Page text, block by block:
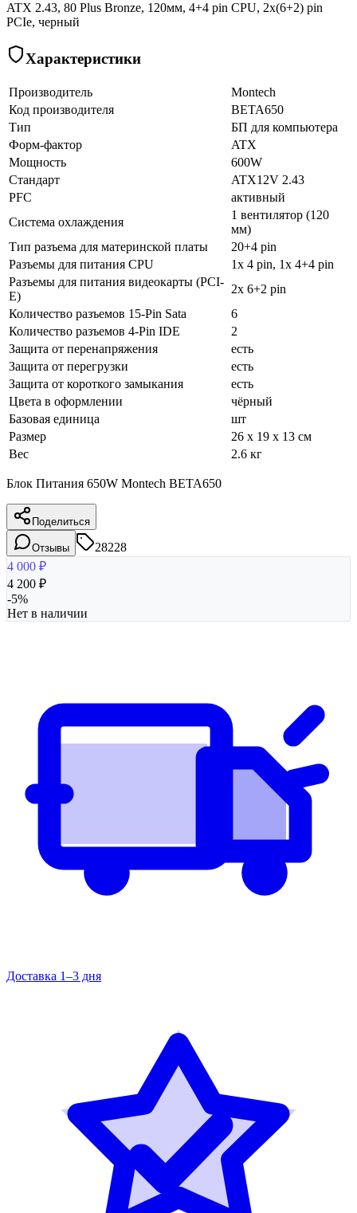
ATX 2.43, 80 Plus Bronze, 120мм, 4+4 pin CPU, 2х(6+2) pin
PCIe, черный
Характеристики
Производитель
Montech
Код производителя
BETA650
Тип
БП для компьютера
Форм-фактор
ATX
Мощность
600W
Стандарт
ATX12V 2.43
PFC
активный
Система охлаждения
1 вентилятор (120
мм)
Тип разъема для материнской платы
20+4 pin
Разъемы для питания CPU
1x 4 pin, 1x 4+4 pin
Разъемы для питания видеокарты (PCI-
E)
2x 6+2 pin
Количество разъемов 15-Pin Sata
6
Количество разъемов 4-Pin IDE
2
Защита от перенапряжения
есть
Защита от перегрузки
есть
Защита от короткого замыкания
есть
Цвета в оформлении
чёрный
Базовая единица
шт
Размер
26 x 19 x 13 см
Вес
2.6 кг
Блок Питания 650W Montech BETA650
Поделиться
Отзывы
28228
4 000 ₽
4 200 ₽
-5%
Нет в наличии
Доставка 1–3 дня